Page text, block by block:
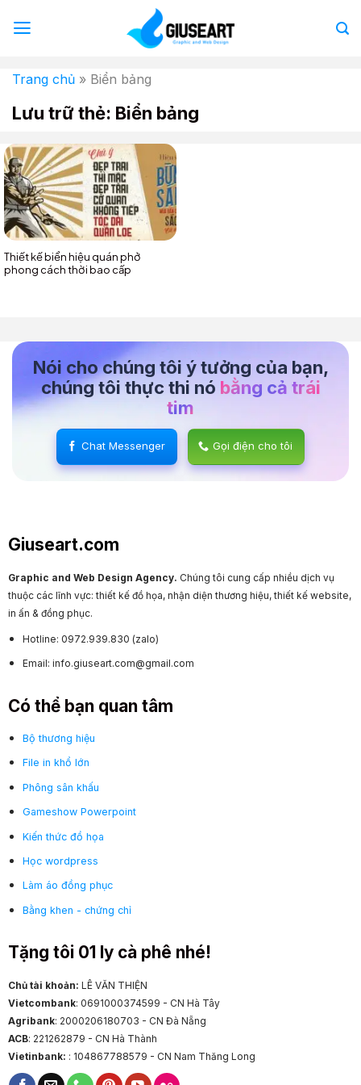
qua
Trang chủ » Biển bảng
Lưu trữ thẻ: Biển bảng
Thiết kế biển hiệu quán phở
phong cách thời bao cấp
Nói cho chúng tôi ý tưởng của bạn,
chúng tôi thực thi nó bằng cả trái
tim
Chat Messenger Gọi điện cho tôi
Giuseart.com
Graphic and Web Design Agency. Chúng tôi cung cấp nhiều dịch vụ
thuộc các lĩnh vực: thiết kế đồ họa, nhận diện thương hiệu, thiết kế website,
in ấn & đồng phục.
Hotline: 0972.939.830 (zalo)
Email: info.giuseart.com@gmail.com
Có thể bạn quan tâm
Bộ thương hiệu
File in khổ lớn
Phông sân khấu
Gameshow Powerpoint
Kiến thức đồ họa
Học wordpress
Làm áo đồng phục
Bằng khen - chứng chỉ
Tặng tôi 01 ly cà phê nhé!
Chủ tài khoản: LÊ VĂN THIỆN
Vietcombank: 0691000374599 - CN Hà Tây
Agribank: 2000206180703 - CN Đà Nẵng
ACB: 221262879 - CN Hà Thành
Vietinbank: : 104867788579 - CN Nam Thăng Long